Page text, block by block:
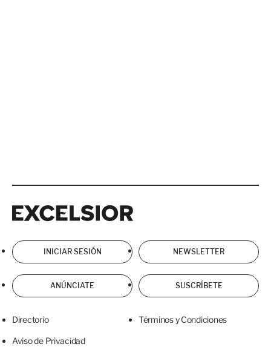
INICIAR SESIÓN NEWSLETTER
ANÚNCIATE SUSCRÍBETE
Directorio Términos y Condiciones
Aviso de Privacidad